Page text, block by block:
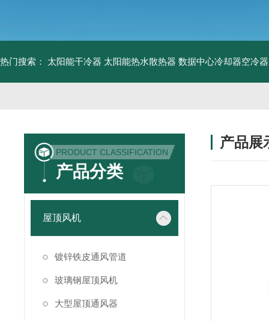
热门搜索： 太阳能干冷器 太阳能热水散热器 数据中心冷却器空冷器
PRODUCT CLASSIFICATION
产品分类
屋顶风机
镀锌铁皮通风管道
玻璃钢屋顶风机
大型屋顶通风器
产品展